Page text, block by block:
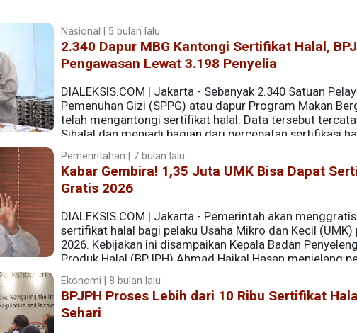
Nasional | 5 bulan lalu
2.340 Dapur MBG Kantongi Sertifikat Halal,
Pengawasan Lewat 3.198 Penyelia
DIALEKSIS.COM | Jakarta - Sebanyak 2.340 Satuan
Pemenuhan Gizi (SPPG) atau dapur Program Makan
telah mengantongi sertifikat halal. Data tersebut
Sihalal dan menjadi bagian dari percepatan sertifikasi
Jaminan Produk Halal (BPJPH).
Pemerintahan | 7 bulan lalu
Kabar Gembira! 1,35 Juta UMK Bisa Dapat
Gratis 2026
DIALEKSIS.COM | Jakarta - Pemerintah akan
sertifikat halal bagi pelaku Usaha Mikro dan Kecil (UMK)
2026. Kebijakan ini disampaikan Kepala Badan
Produk Halal (BPJPH) Ahmad Haikal Hasan menjelang
pada Oktober 2026.
Ekonomi | 8 bulan lalu
BPJPH Proses Lebih dari 10 Ribu Sertifikat
Sehari